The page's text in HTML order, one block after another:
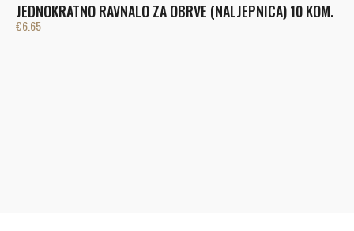
JEDNOKRATNO RAVNALO ZA OBRVE (NALJEPNICA) 10 KOM.
€6.65